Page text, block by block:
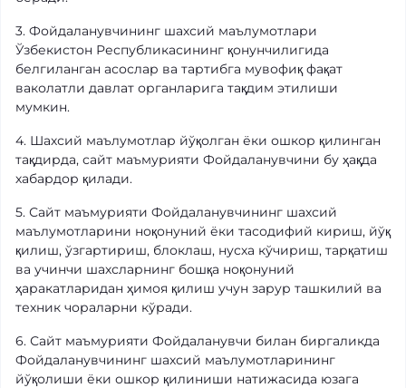
3. Фойдаланувчининг шахсий маълумотлари
Ўзбекистон Республикасининг қонунчилигида
белгиланган асослар ва тартибга мувофиқ фақат
ваколатли давлат органларига тақдим этилиши
мумкин.
4. Шахсий маълумотлар йўқолган ёки ошкор қилинган
тақдирда, сайт маъмурияти Фойдаланувчини бу ҳақда
хабардор қилади.
5. Сайт маъмурияти Фойдаланувчининг шахсий
маълумотларини ноқонуний ёки тасодифий кириш, йўқ
қилиш, ўзгартириш, блоклаш, нусха кўчириш, тарқатиш
ва учинчи шахсларнинг бошқа ноқонуний
ҳаракатларидан ҳимоя қилиш учун зарур ташкилий ва
техник чораларни кўради.
6. Сайт маъмурияти Фойдаланувчи билан биргаликда
Фойдаланувчининг шахсий маълумотларининг
йўқолиши ёки ошкор қилиниши натижасида юзага